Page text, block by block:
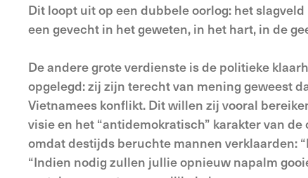
Dit loopt uit op een dubbele oorlog: het
een gevecht in het geweten, in het hart, in de
De andere grote verdienste is de politieke
opgelegd: zij zijn terecht van mening geweest
Vietnamees konflikt. Dit willen zij vooral
visie en het “antidemokratisch” karakter van
omdat destijds beruchte mannen verklaarden:
“Indien nodig zullen jullie opnieuw napalm